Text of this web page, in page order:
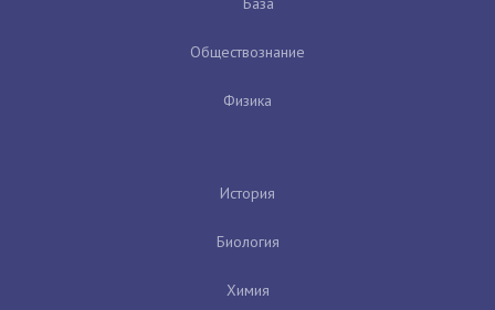
Обществознание
Физика
История
Биология
Химия